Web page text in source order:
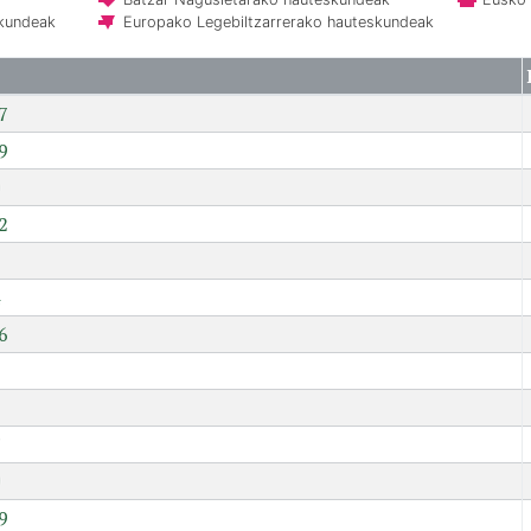
Europako Legebiltzarrerako hauteskundeak